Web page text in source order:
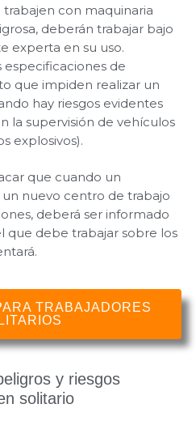
trabajen con maquinaria
deberán trabajar bajo
experta en su uso.
especificaciones de
que impiden realizar un
hay riesgos evidentes
la supervisión de vehículos
explosivos).
que cuando un
nuevo centro de trabajo
deberá ser informado
que debe trabajar sobre los
TRABAJADORES
y riesgos
solitario